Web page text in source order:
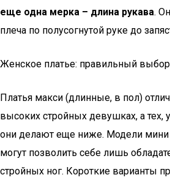
еще одна мерка – длина рукава.
плеча по полусогнутой руке до
Женское платье: правильный выбор
Платья макси (длинные, в пол)
высоких стройных девушках, а тех,
они делают еще ниже. Модели
могут позволить себе лишь
стройных ног. Короткие варианты